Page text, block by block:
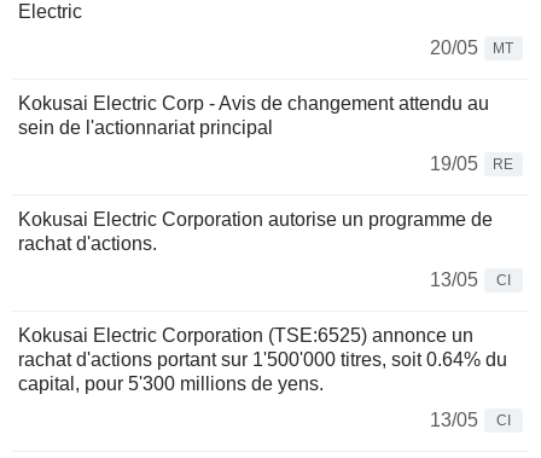
Electric
20/05
MT
Kokusai Electric Corp - Avis de changement attendu au
sein de l'actionnariat principal
19/05
RE
Kokusai Electric Corporation autorise un programme de
rachat d'actions.
13/05
CI
Kokusai Electric Corporation (TSE:6525) annonce un
rachat d'actions portant sur 1'500'000 titres, soit 0.64% du
capital, pour 5'300 millions de yens.
13/05
CI